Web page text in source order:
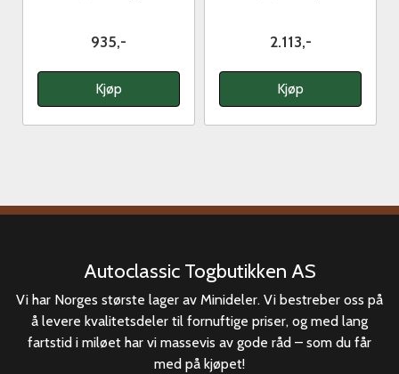
935,-
Kjøp
2.113,-
Kjøp
Autoclassic Togbutikken AS
Vi har Norges største lager av Minideler. Vi bestreber oss på
å levere kvalitetsdeler til fornuftige priser, og med lang
fartstid i miløet har vi massevis av gode råd – som du får
med på kjøpet!